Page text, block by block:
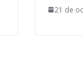
21 de